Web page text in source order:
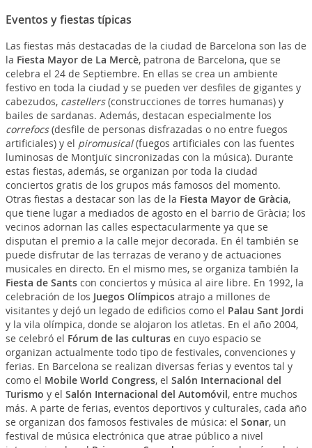
Eventos y fiestas típicas
Las fiestas más destacadas de la ciudad de Barcelona son las de
la Fiesta Mayor de La Mercè, patrona de Barcelona, que se
celebra el 24 de Septiembre. En ellas se crea un ambiente
festivo en toda la ciudad y se pueden ver desfiles de gigantes y
cabezudos, castellers(construcciones de torres humanas) y
bailes de sardanas. Además, destacan especialmente los
correfocs(desfile de personas disfrazadas o no entre fuegos
artificiales) y el piromusical(fuegos artificiales con las fuentes
luminosas de Montjuïc sincronizadas con la música). Durante
estas fiestas, además, se organizan por toda la ciudad
conciertos gratis de los grupos más famosos del momento.
Otras fiestas a destacar son las de la Fiesta Mayor de Gràcia,
que tiene lugar a mediados de agosto en el barrio de Gràcia; los
vecinos adornan las calles espectacularmente ya que se
disputan el premio a la calle mejor decorada. En él también se
puede disfrutar de las terrazas de verano y de actuaciones
musicales en directo. En el mismo mes, se organiza también la
Fiesta de Santscon conciertos y música al aire libre. En 1992, la
celebración de los Juegos Olímpicosatrajo a millones de
visitantes y dejó un legado de edificios como el Palau Sant Jordi
y la vila olímpica, donde se alojaron los atletas. En el año 2004,
se celebró el Fórum de las culturasen cuyo espacio se
organizan actualmente todo tipo de festivales, convenciones y
ferias. En Barcelona se realizan diversas ferias y eventos tal y
como el Mobile World Congress, el Salón Internacional del
Turismo y el Salón Internacional del Automóvil, entre muchos
más. A parte de ferias, eventos deportivos y culturales, cada año
se organizan dos famosos festivales de música: el Sonar, un
festival de música electrónica que atrae público a nivel